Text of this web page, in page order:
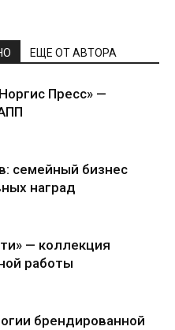
ЕЩЕ ОТ АВТОРА
Пресс» —
семейный бизнес
наград
— коллекция
работы
брендированной